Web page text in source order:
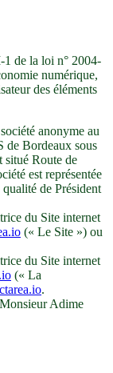
de la loi n° 2004-
numérique,
des éléments
anonyme au
de Bordeaux sous
situé Route de
est représentée
de Président
du Site internet
(« Le Site ») ou
du Site internet
(« La
.
Adime